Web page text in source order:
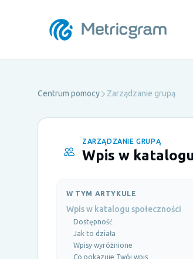
Centrum pomocy Zarządzanie grupą
ZARZĄDZANIE GRUPĄ
Wpis w
W TYM ARTYKULE
Wpis w katalogu społeczności
Dostępność
Jak to działa
Wpisy wyróżnione
Co pokazuje Twój wpis